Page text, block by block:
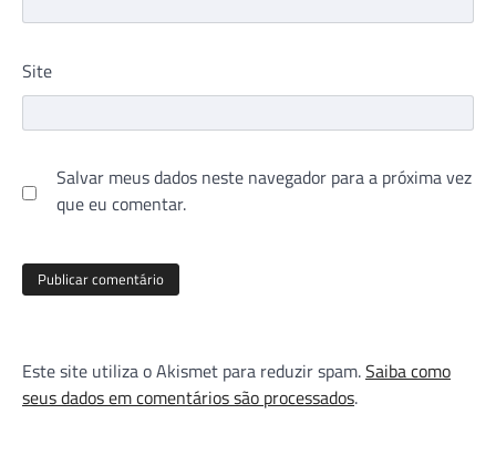
Site
Salvar meus dados neste navegador para a próxima vez
que eu comentar.
Este site utiliza o Akismet para reduzir spam.Saiba como
seus dados em comentários são processados.